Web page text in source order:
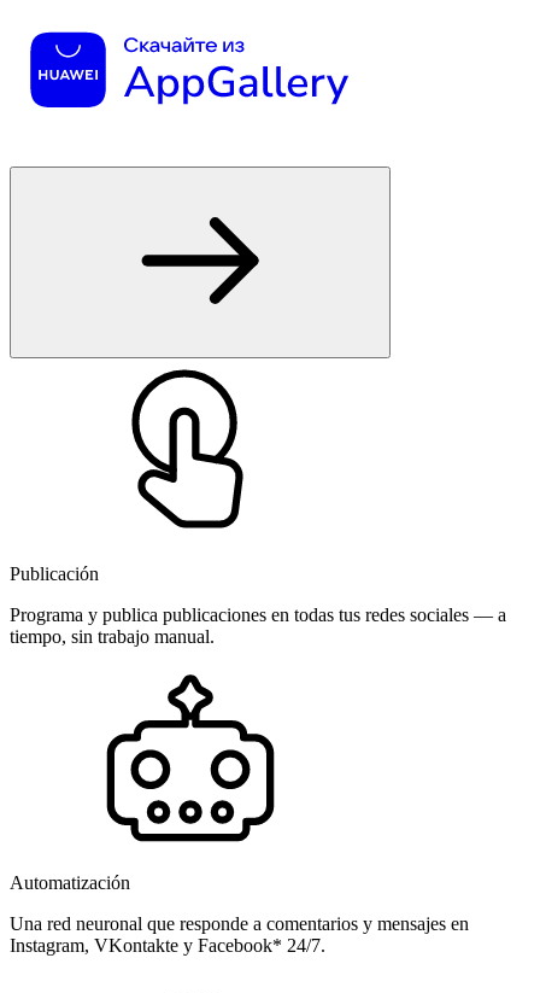
Publicación
Programa y publica publicaciones en todas tus redes sociales — a
tiempo, sin trabajo manual.
Automatización
Una red neuronal que responde a comentarios y mensajes en
Instagram, VKontakte y Facebook* 24/7.